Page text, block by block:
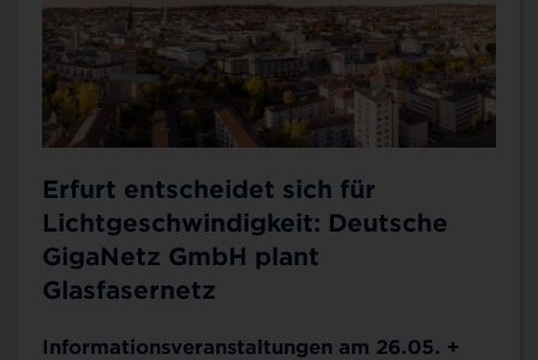
Erfurt entscheidet sich für
Lichtgeschwindigkeit: Deutsche
GigaNetz GmbH plant
Glasfasernetz
Informationsveranstaltungen am 26.05. +